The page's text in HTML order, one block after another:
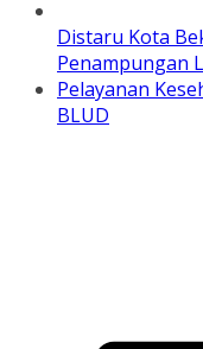
Distaru Kota
Penampungan
Pelayanan
BLUD